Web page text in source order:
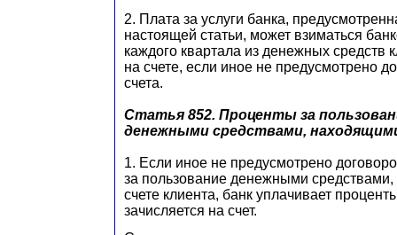
2. Плата за услуги банка,
настоящей статьи, может взиматься
каждого квартала из денежных средств
на счете, если иное не предусмотрено
счета.
Статья 852. Проценты за
денежными средствами,
1. Если иное не предусмотрено
за пользование денежными
счете клиента, банк уплачивает
зачисляется на счет.